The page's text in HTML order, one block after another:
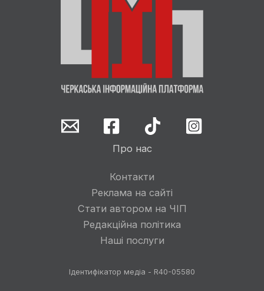
Про нас
Контакти
Реклама на сайті
Стати автором на ЧІП
Редакційна політика
Наші послуги
Ідентифікатор медіа - R40-05580